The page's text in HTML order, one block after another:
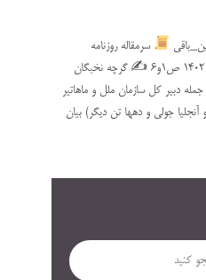
سرمقاله روزنامه
گرچه نخبگان
دبیر کل سازمان ملل و ماهاتیر
جولی و دهها تن دیگر) بیان